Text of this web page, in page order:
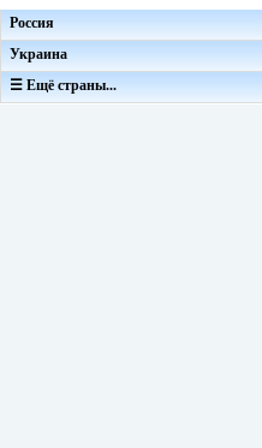
Россия
Украина
☰ Ещё страны...